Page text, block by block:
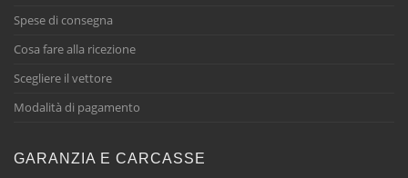
Spese di consegna
Cosa fare alla ricezione
Scegliere il vettore
Modalità di pagamento
GARANZIA E CARCASSE